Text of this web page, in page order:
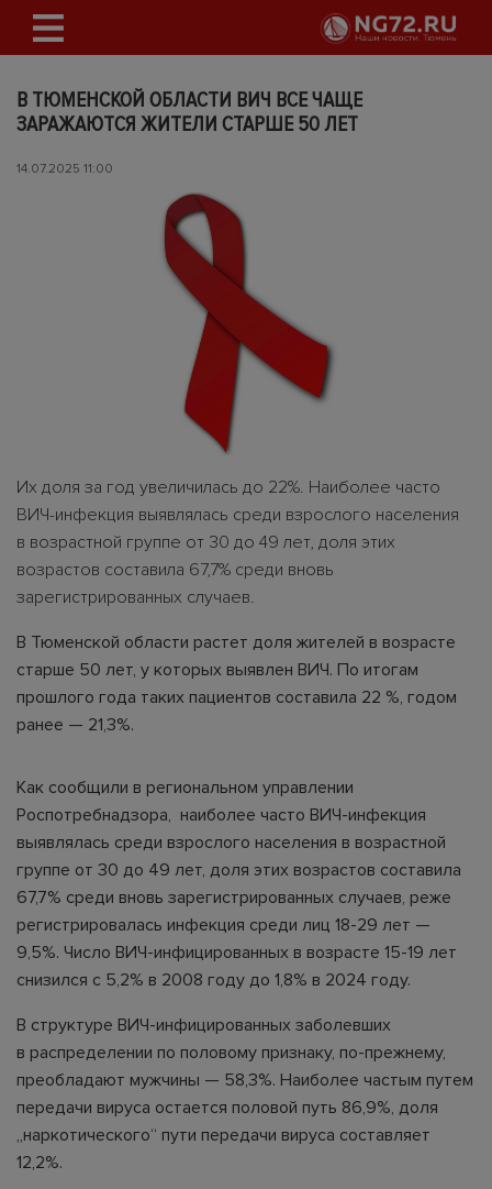
В ТЮМЕНСКОЙ ОБЛАСТИ ВИЧ ВСЕ ЧАЩЕ
ЗАРАЖАЮТСЯ ЖИТЕЛИ СТАРШЕ 50 ЛЕТ
14.07.2025 11:00
Их доля за год увеличилась до 22%. Наиболее часто
ВИЧ-инфекция выявлялась среди взрослого населения
в возрастной группе от 30 до 49 лет, доля этих
возрастов составила 67,7% среди вновь
зарегистрированных случаев.
В Тюменской области растет доля жителей в возрасте
старше 50 лет, у которых выявлен ВИЧ. По итогам
прошлого года таких пациентов составила 22 %, годом
ранее — 21,3%.
Как сообщили в региональном управлении
Роспотребнадзора, наиболее часто ВИЧ-инфекция
выявлялась среди взрослого населения в возрастной
группе от 30 до 49 лет, доля этих возрастов составила
67,7% среди вновь зарегистрированных случаев, реже
регистрировалась инфекция среди лиц 18-29 лет —
9,5%. Число ВИЧ-инфицированных в возрасте 15-19 лет
снизился с 5,2% в 2008 году до 1,8% в 2024 году.
В структуре ВИЧ-инфицированных заболевших
в распределении по половому признаку, по-прежнему,
преобладают мужчины — 58,3%. Наиболее частым путем
передачи вируса остается половой путь 86,9%, доля
„наркотического“ пути передачи вируса составляет
12,2%.